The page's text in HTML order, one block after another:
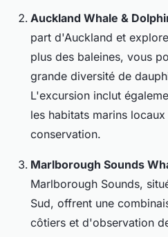
Auckland Whale &
part d'Auckland et
plus des baleines, vous
grande diversité de
L'excursion inclut
les habitats marins
conservation.
Marlborough Sounds
Marlborough Sounds,
Sud, offrent une
côtiers et d'observation